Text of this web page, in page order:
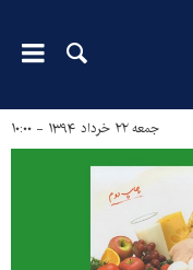
جمعه ۲۲ خرداد ۱۳۹۴ - ۱۰:۰۰